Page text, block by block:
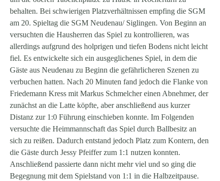
behalten. Bei schwierigen Platzverhältnissen empfing die SGM
am 20. Spieltag die SGM Neudenau/ Siglingen. Von Beginn an
versuchten die Hausherren das Spiel zu kontrollieren, was
allerdings aufgrund des holprigen und tiefen Bodens nicht leicht
fiel. Es entwickelte sich ein ausgeglichenes Spiel, in dem die
Gäste aus Neudenau zu Beginn die gefährlicheren Szenen zu
verbuchen hatten. Nach 20 Minuten fand jedoch die Flanke von
Friedemann Kress mit Markus Schmelcher einen Abnehmer, der
zunächst an die Latte köpfte, aber anschließend aus kurzer
Distanz zur 1:0 Führung einschieben konnte. Im Folgenden
versuchte die Heimmannschaft das Spiel durch Ballbesitz an
sich zu reißen. Dadurch entstand jedoch Platz zum Kontern, den
die Gäste durch Jessy Pfeiffer zum 1:1 nutzen konnten.
Anschließend passierte dann nicht mehr viel und so ging die
Begegnung mit dem Spielstand von 1:1 in die Halbzeitpause.